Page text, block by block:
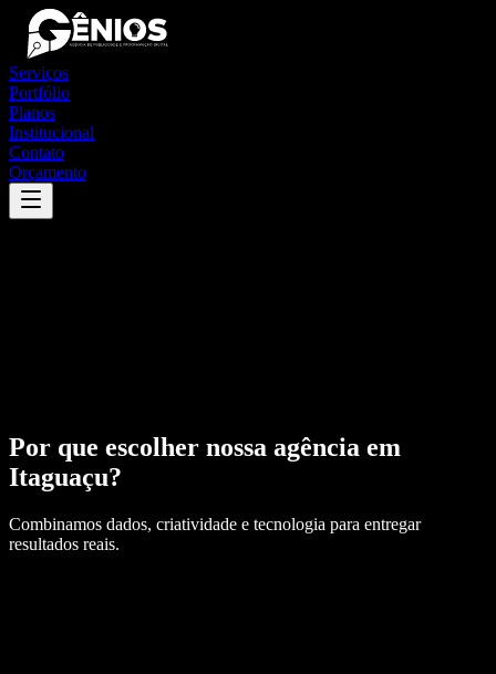
Serviços
Portfólio
Planos
Institucional
Contato
Orçamento
Por que escolher nossa agência em
Itaguaçu?
Combinamos dados, criatividade e tecnologia para entregar
resultados reais.